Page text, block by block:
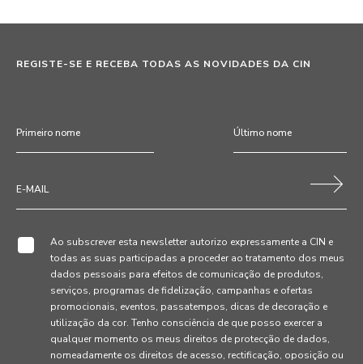
REGISTE-SE E RECEBA TODAS AS NOVIDADES DA CIN
Ao subscrever esta newsletter autorizo expressamente a CIN e
todas as suas participadas a proceder ao tratamento dos meus
dados pessoais para efeitos de comunicação de produtos,
serviços, programas de fidelização, campanhas e ofertas
promocionais, eventos, passatempos, dicas de decoração e
utilização da cor. Tenho consciência de que posso exercer a
qualquer momento os meus direitos de protecção de dados,
nomeadamente os direitos de acesso, rectificação, oposição ou